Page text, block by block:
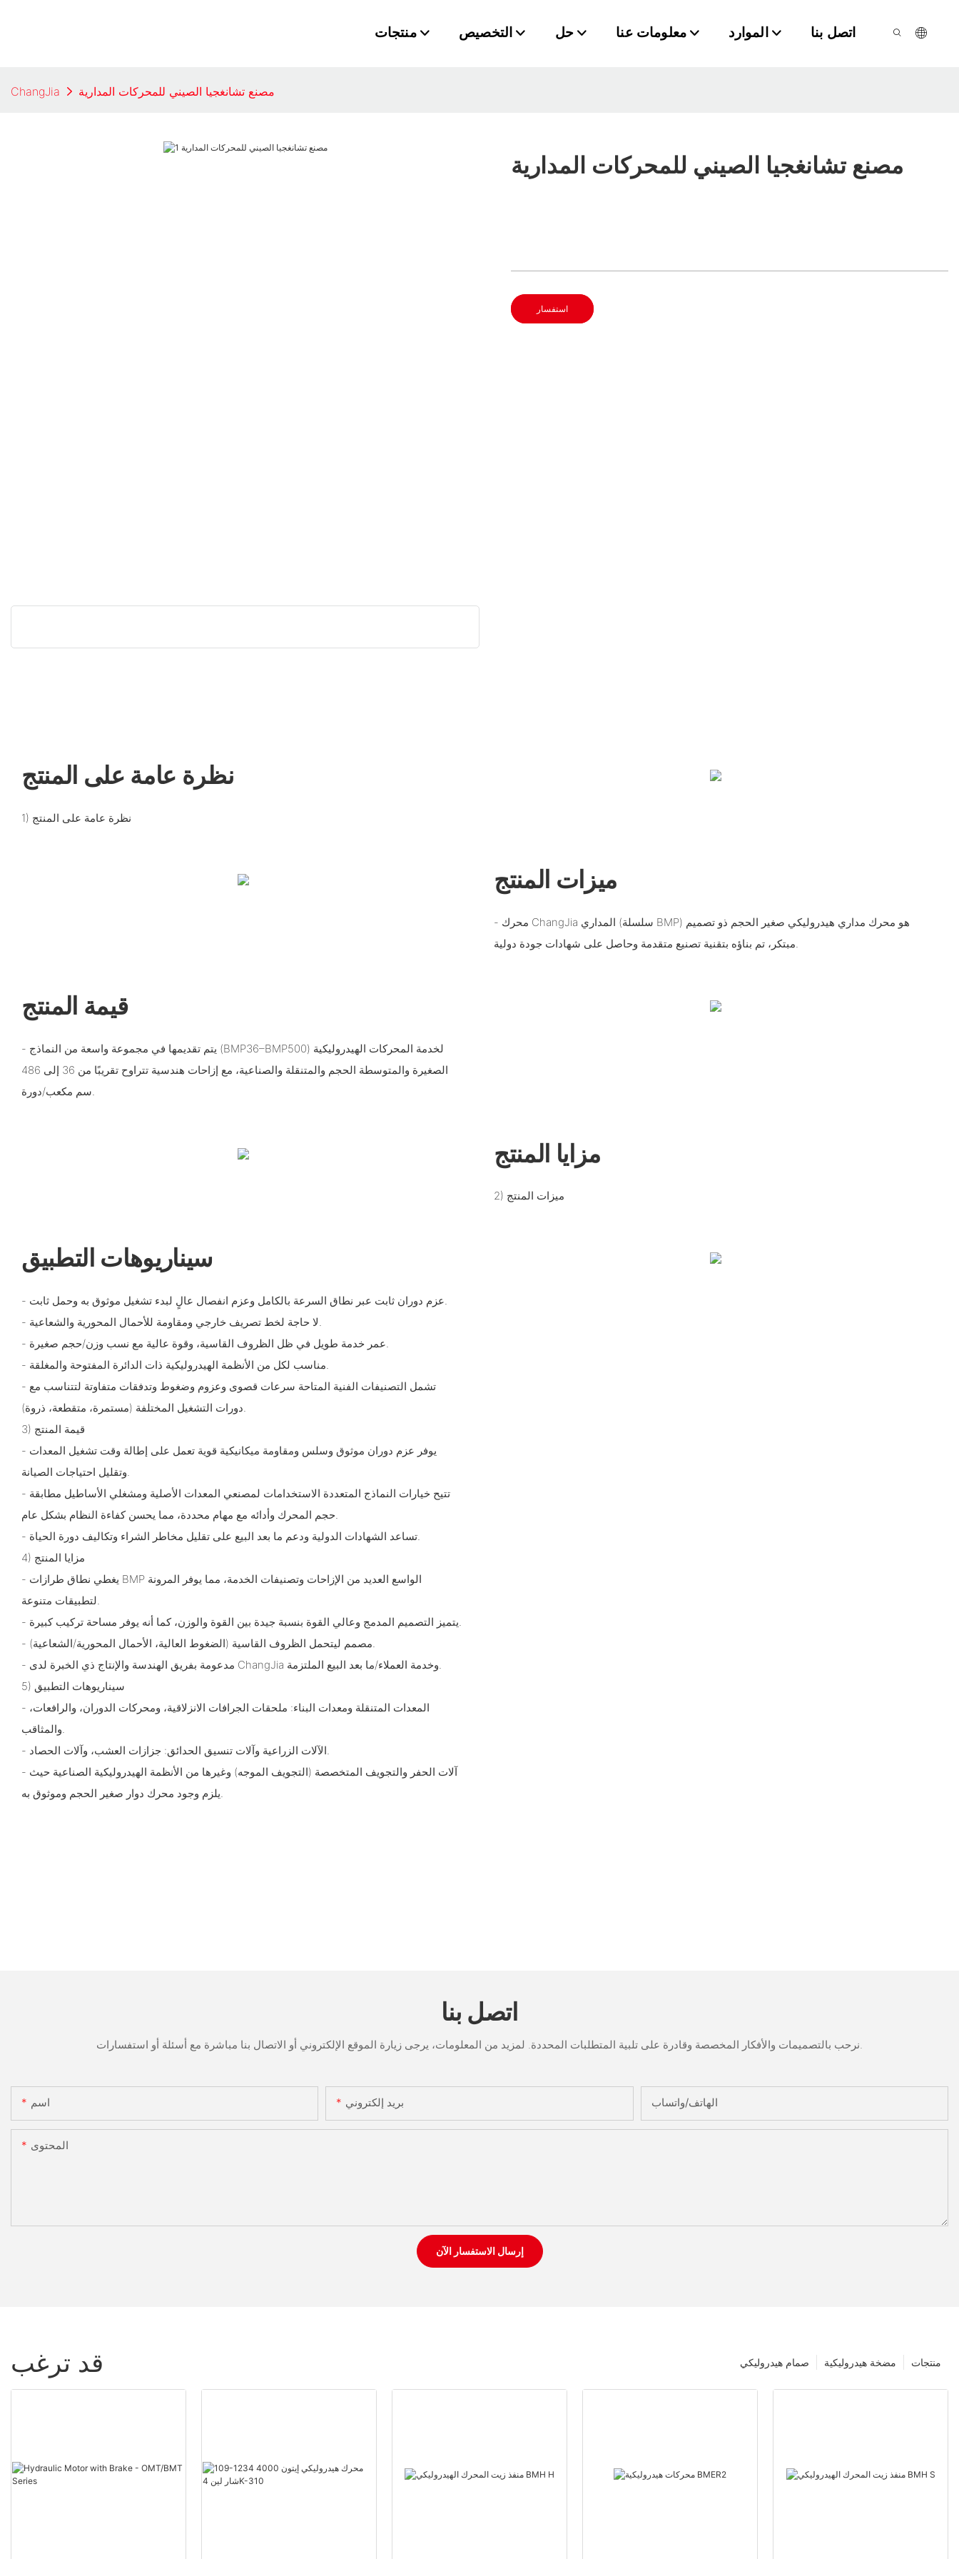
منتجات التخصيص حل معلومات عنا الموارد اتصل بنا
ChangJia مصنع تشانغجيا الصيني للمحركات المدارية
مصنع تشانغجيا الصيني للمحركات المدارية
استفسار
نظرة عامة على المنتج
1) نظرة عامة على المنتج
ميزات المنتج
- محرك ChangJia المداري (سلسلة BMP) هو محرك مداري هيدروليكي صغير الحجم ذو تصميم
مبتكر، تم بناؤه بتقنية تصنيع متقدمة وحاصل على شهادات جودة دولية.
قيمة المنتج
- يتم تقديمها في مجموعة واسعة من النماذج (BMP36–BMP500) لخدمة المحركات الهيدروليكية
الصغيرة والمتوسطة الحجم والمتنقلة والصناعية، مع إزاحات هندسية تتراوح تقريبًا من 36 إلى 486
سم مكعب/دورة.
مزايا المنتج
2) ميزات المنتج
سيناريوهات التطبيق
- عزم دوران ثابت عبر نطاق السرعة بالكامل وعزم انفصال عالٍ لبدء تشغيل موثوق به وحمل ثابت.
- لا حاجة لخط تصريف خارجي ومقاومة للأحمال المحورية والشعاعية.
- عمر خدمة طويل في ظل الظروف القاسية، وقوة عالية مع نسب وزن/حجم صغيرة.
- مناسب لكل من الأنظمة الهيدروليكية ذات الدائرة المفتوحة والمغلقة.
- تشمل التصنيفات الفنية المتاحة سرعات قصوى وعزوم وضغوط وتدفقات متفاوتة لتتناسب مع
دورات التشغيل المختلفة (مستمرة، متقطعة، ذروة).
3) قيمة المنتج
- يوفر عزم دوران موثوق وسلس ومقاومة ميكانيكية قوية تعمل على إطالة وقت تشغيل المعدات
وتقليل احتياجات الصيانة.
- تتيح خيارات النماذج المتعددة الاستخدامات لمصنعي المعدات الأصلية ومشغلي الأساطيل مطابقة
حجم المحرك وأدائه مع مهام محددة، مما يحسن كفاءة النظام بشكل عام.
- تساعد الشهادات الدولية ودعم ما بعد البيع على تقليل مخاطر الشراء وتكاليف دورة الحياة.
4) مزايا المنتج
- يغطي نطاق طرازات BMP الواسع العديد من الإزاحات وتصنيفات الخدمة، مما يوفر المرونة
لتطبيقات متنوعة.
- يتميز التصميم المدمج وعالي القوة بنسبة جيدة بين القوة والوزن، كما أنه يوفر مساحة تركيب كبيرة.
- مصمم ليتحمل الظروف القاسية (الضغوط العالية، الأحمال المحورية/الشعاعية).
- مدعومة بفريق الهندسة والإنتاج ذي الخبرة لدى ChangJia وخدمة العملاء/ما بعد البيع الملتزمة.
5) سيناريوهات التطبيق
- المعدات المتنقلة ومعدات البناء: ملحقات الجرافات الانزلاقية، ومحركات الدوران، والرافعات،
والمثاقب.
- الآلات الزراعية وآلات تنسيق الحدائق: جزازات العشب، وآلات الحصاد.
- آلات الحفر والتجويف المتخصصة (التجويف الموجه) وغيرها من الأنظمة الهيدروليكية الصناعية حيث
يلزم وجود محرك دوار صغير الحجم وموثوق به.
اتصل بنا
اسم بريد إلكتروني الهاتف/واتساب
المحتوى
إرسال الاستفسار الآن
قد ترغب منتجات مضخة هيدروليكية صمام هيدروليكي